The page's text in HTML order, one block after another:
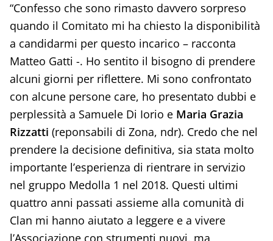
“Confesso che sono rimasto davvero sorpreso
quando il Comitato mi ha chiesto la disponibilità
a candidarmi per questo incarico – racconta
Matteo Gatti -. Ho sentito il bisogno di prendere
alcuni giorni per riflettere. Mi sono confrontato
con alcune persone care, ho presentato dubbi e
perplessità a Samuele Di Iorio e Maria Grazia
Rizzatti (reponsabili di Zona, ndr). Credo che nel
prendere la decisione definitiva, sia stata molto
importante l’esperienza di rientrare in servizio
nel gruppo Medolla 1 nel 2018. Questi ultimi
quattro anni passati assieme alla comunità di
Clan mi hanno aiutato a leggere e a vivere